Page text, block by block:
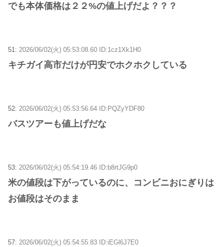
でも本体価格は２２%の値上げだよ？？？
51: 2026/06/02(火) 05:53:08.60 ID:1cz1Xk1H0
キチガイ高市だけが円安でホクホクしている
52: 2026/06/02(火) 05:53:56.64 ID:PQZyYDF80
バスツアーも値上げだな
53: 2026/06/02(火) 05:54:19.46 ID:b8rtJG9p0
米の値段は下がっているのに、コンビニおにぎりは
お値段はそのまま
57: 2026/06/02(火) 05:54:55.83 ID:iEGl6J7E0